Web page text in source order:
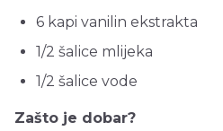
6 kapi vanilin ekstrakta
1/2 šalice mlijeka
1/2 šalice vode
Zašto je dobar?